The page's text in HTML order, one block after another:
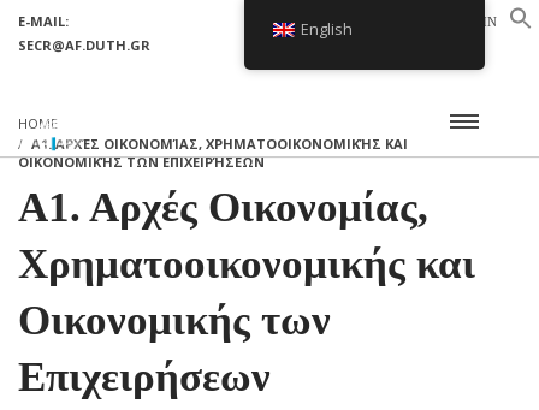
E-MAIL:
SECR@AF.DUTH.GR
LOGIN
HOME
Α1. ΑΡΧΈΣ ΟΙΚΟΝΟΜΊΑΣ, ΧΡΗΜΑΤΟΟΙΚΟΝΟΜΙΚΉΣ ΚΑΙ
ΟΙΚΟΝΟΜΙΚΉΣ ΤΩΝ ΕΠΙΧΕΙΡΉΣΕΩΝ
Α1. Αρχές Οικονομίας,
Χρηματοοικονομικής και
Οικονομικής των
Επιχειρήσεων
English